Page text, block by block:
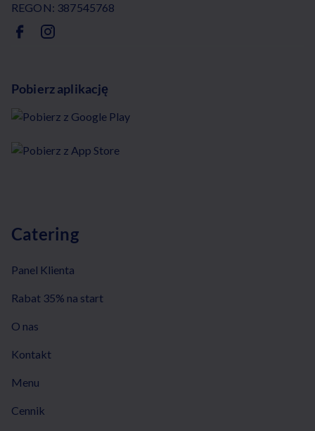
REGON: 387545768
Pobierz aplikację
Catering
Panel Klienta
Rabat 35% na start
O nas
Kontakt
Menu
Cennik